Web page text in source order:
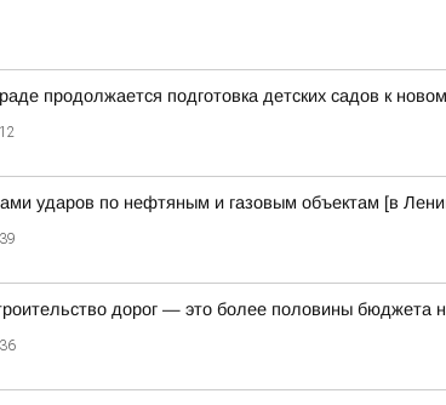
продолжается подготовка детских садов к
ударов по нефтяным и газовым объектам [в
дорог — это более половины бюджета